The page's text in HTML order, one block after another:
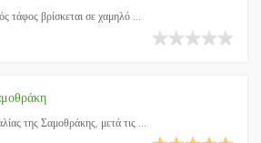
τάφος βρίσκεται σε χαμηλό ...
της Σαμοθράκης, μετά τις ...